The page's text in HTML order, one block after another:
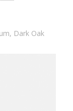
Dark Oak